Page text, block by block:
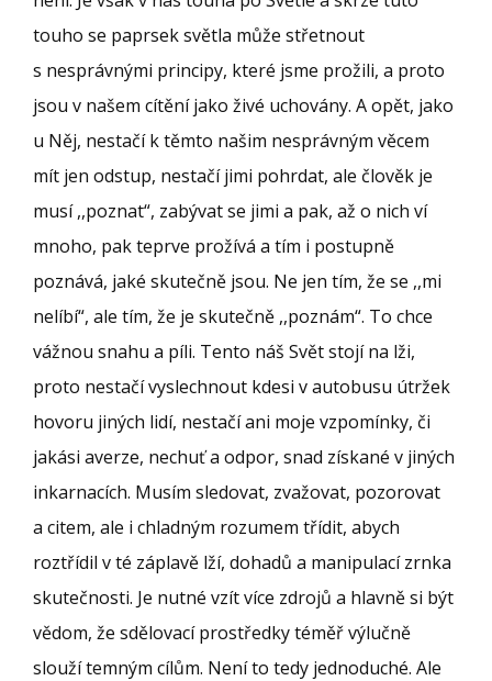
touho se paprsek světla může střetnout
s nesprávnými principy, které jsme prožili, a proto
jsou v našem cítění jako živé uchovány. A opět, jako
u Něj, nestačí k těmto našim nesprávným věcem
mít jen odstup, nestačí jimi pohrdat, ale člověk je
musí ,,poznat“, zabývat se jimi a pak, až o nich ví
mnoho, pak teprve prožívá a tím i postupně
poznává, jaké skutečně jsou. Ne jen tím, že se ,,mi
nelíbí“, ale tím, že je skutečně ,,poznám“. To chce
vážnou snahu a píli. Tento náš Svět stojí na lži,
proto nestačí vyslechnout kdesi v autobusu útržek
hovoru jiných lidí, nestačí ani moje vzpomínky, či
jakási averze, nechuť a odpor, snad získané v jiných
inkarnacích. Musím sledovat, zvažovat, pozorovat
a citem, ale i chladným rozumem třídit, abych
roztřídil v té záplavě lží, dohadů a manipulací zrnka
skutečnosti. Je nutné vzít více zdrojů a hlavně si být
vědom, že sdělovací prostředky téměř výlučně
slouží temným cílům. Není to tedy jednoduché. Ale